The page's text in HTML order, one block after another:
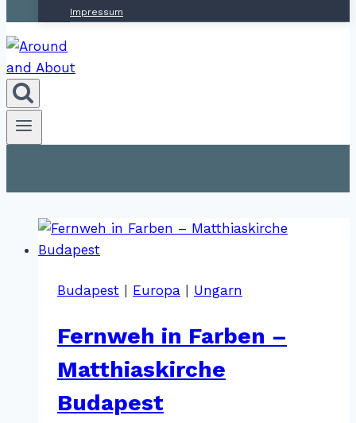
Impressum
Budapest Europa Ungarn
Fernweh in Farben –
Matthiaskirche
Budapest